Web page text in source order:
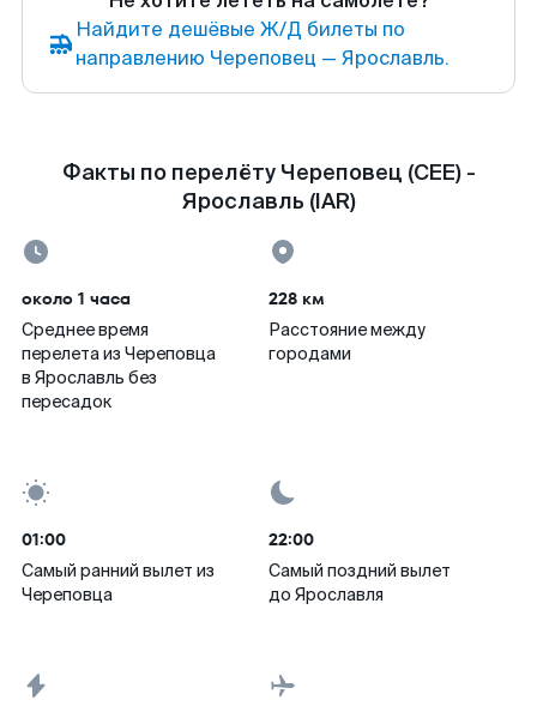
Найдите дешёвые Ж/Д билеты по
направлению Череповец — Ярославль.
Факты по перелёту Череповец (CEE) -
Ярославль (IAR)
около 1 часа
Среднее время
перелета из Череповца
в Ярославль без
пересадок
228 км
Расстояние между
городами
01:00
Самый ранний вылет из
Череповца
22:00
Самый поздний вылет
до Ярославля